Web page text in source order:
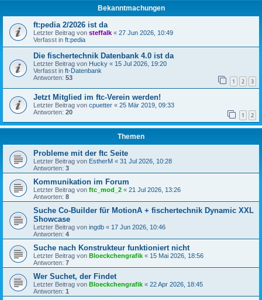
Bekanntmachungen
ft:pedia 2/2026 ist da
Letzter Beitrag von steffalk « 27 Jun 2026, 10:49
Verfasst in ft:pedia
Die fischertechnik Datenbank 4.0 ist da
Letzter Beitrag von Hucky « 15 Jul 2026, 19:20
Verfasst in ft-Datenbank
Antworten: 53 1 2 3
Jetzt Mitglied im ftc-Verein werden!
Letzter Beitrag von cpuetter « 25 Mär 2019, 09:33
Antworten: 20 1 2
Themen
Probleme mit der ftc Seite
Letzter Beitrag von EstherM « 31 Jul 2026, 10:28
Antworten: 3
Kommunikation im Forum
Letzter Beitrag von ftc_mod_2 « 21 Jul 2026, 13:26
Antworten: 8
Suche Co-Builder für MotionA + fischertechnik Dynamic XXL
Showcase
Letzter Beitrag von ingdb « 17 Jun 2026, 10:46
Antworten: 4
Suche nach Konstrukteur funktioniert nicht
Letzter Beitrag von Bloeckchengrafik « 15 Mai 2026, 18:56
Antworten: 7
Wer Suchet, der Findet
Letzter Beitrag von Bloeckchengrafik « 22 Apr 2026, 18:45
Antworten: 1